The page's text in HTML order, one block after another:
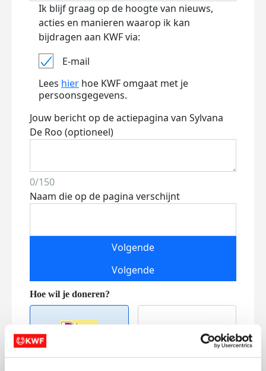
Ik blijf graag op de hoogte van nieuws,
acties en manieren waarop ik kan
bijdragen aan KWF via:
E-mail
Lees hier hoe KWF omgaat met je
persoonsgegevens.
Jouw bericht op de actiepagina van Sylvana
De Roo (optioneel)
0/150
Naam die op de pagina verschijnt
Volgende
Volgende